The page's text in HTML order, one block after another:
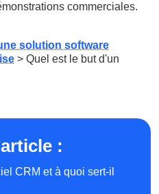
commerciales.
solution software
> Quel est le but d'un
:
CRM et à quoi sert-il